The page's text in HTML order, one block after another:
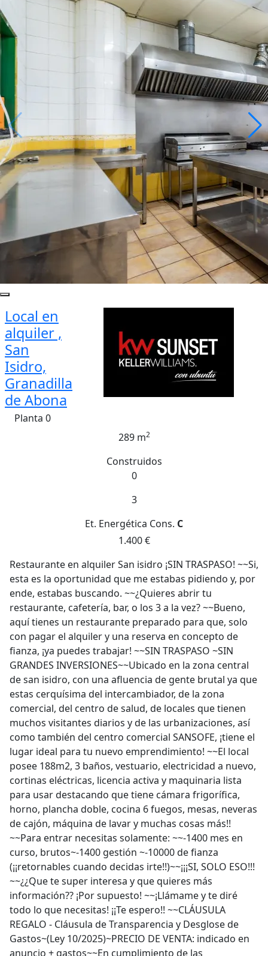
Local en
alquiler ,
San
Isidro,
Granadilla
de Abona
Planta 0
289 m2
Construidos
0
3
Et. Energética Cons. C
1.400 €
Restaurante en alquiler San isidro ¡SIN TRASPASO! ~~Si,
esta es la oportunidad que me estabas pidiendo y, por
ende, estabas buscando. ~~¿Quieres abrir tu
restaurante, cafetería, bar, o los 3 a la vez? ~~Bueno,
aquí tienes un restaurante preparado para que, solo
con pagar el alquiler y una reserva en concepto de
fianza, ¡ya puedes trabajar! ~~SIN TRASPASO ~SIN
GRANDES INVERSIONES~~Ubicado en la zona central
de san isidro, con una afluencia de gente brutal ya que
estas cerquísima del intercambiador, de la zona
comercial, del centro de salud, de locales que tienen
muchos visitantes diarios y de las urbanizaciones, así
como también del centro comercial SANSOFE, ¡tiene el
lugar ideal para tu nuevo emprendimiento! ~~El local
posee 188m2, 3 baños, vestuario, electricidad a nuevo,
cortinas eléctricas, licencia activa y maquinaria lista
para usar destacando que tiene cámara frigorífica,
horno, plancha doble, cocina 6 fuegos, mesas, neveras
de cajón, máquina de lavar y muchas cosas más!!
~~Para entrar necesitas solamente: ~~-1400 mes en
curso, brutos~-1400 gestión ~-10000 de fianza
(¡¡retornables cuando decidas irte!!)~~¡¡¡SI, SOLO ESO!!!
~~¿¿Que te super interesa y que quieres más
información?? ¡Por supuesto! ~~¡Llámame y te diré
todo lo que necesitas! ¡¡Te espero!! ~~CLÁUSULA
REGALO - Cláusula de Transparencia y Desglose de
Gastos~(Ley 10/2025)~PRECIO DE VENTA: indicado en
anuncio + gastos~~En cumplimiento de las